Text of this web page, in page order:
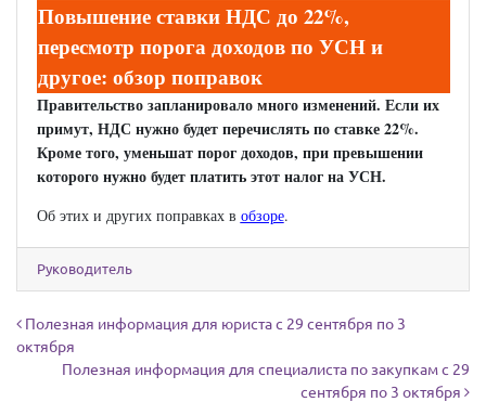
Повышение ставки НДС до 22%,
пересмотр порога доходов по УСН и
другое: обзор поправок
Правительство запланировало много изменений. Если их
примут, НДС нужно будет перечислять по ставке 22%.
Кроме того, уменьшат порог доходов, при превышении
которого нужно будет платить этот налог на УСН.
Об этих и других поправках в обзоре.
Руководитель
Навигация по записям
Полезная информация для юриста с 29 сентября по 3
октября
Полезная информация для специалиста по закупкам с 29
сентября по 3 октября